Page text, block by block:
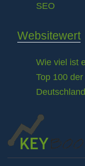
SEO
Websitewert
Wie viel ist
Top 100
Deutschland